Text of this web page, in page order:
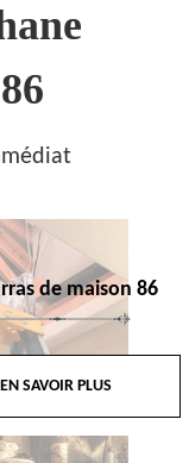
de maison 86
EN SAVOIR PLUS